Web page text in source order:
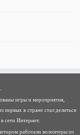
игры и мероприятия,
в стране стал делиться
сети Интернет.
работали волонтеры из